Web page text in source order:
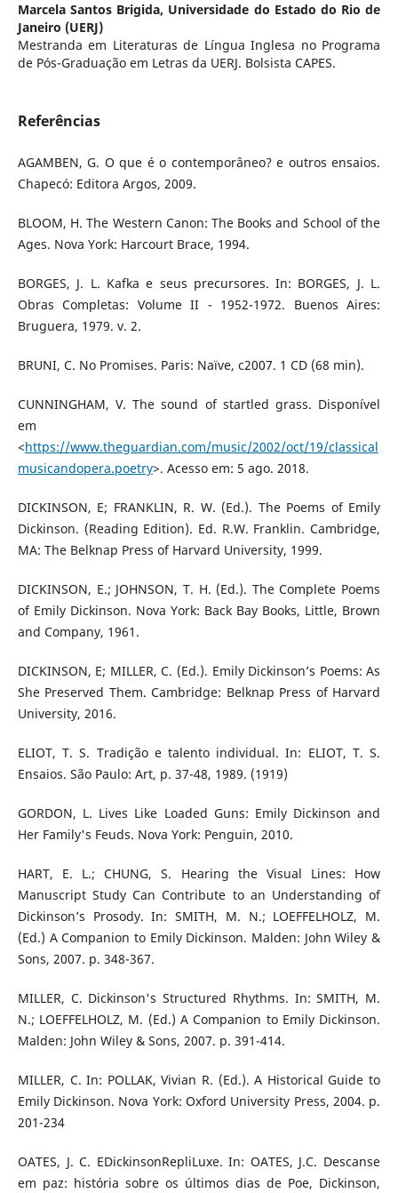
Marcela Santos Brigida, Universidade do Estado do Rio de
Janeiro (UERJ)
Mestranda em Literaturas de Língua Inglesa no Programa
de Pós-Graduação em Letras da UERJ. Bolsista CAPES.
Referências
AGAMBEN, G. O que é o contemporâneo? e outros ensaios.
Chapecó: Editora Argos, 2009.
BLOOM, H. The Western Canon: The Books and School of the
Ages. Nova York: Harcourt Brace, 1994.
BORGES, J. L. Kafka e seus precursores. In: BORGES, J. L.
Obras Completas: Volume II - 1952-1972. Buenos Aires:
Bruguera, 1979. v. 2.
BRUNI, C. No Promises. Paris: Naïve, c2007. 1 CD (68 min).
CUNNINGHAM, V. The sound of startled grass. Disponível
em
<https://www.theguardian.com/music/2002/oct/19/classical
musicandopera.poetry>. Acesso em: 5 ago. 2018.
DICKINSON, E; FRANKLIN, R. W. (Ed.). The Poems of Emily
Dickinson. (Reading Edition). Ed. R.W. Franklin. Cambridge,
MA: The Belknap Press of Harvard University, 1999.
DICKINSON, E.; JOHNSON, T. H. (Ed.). The Complete Poems
of Emily Dickinson. Nova York: Back Bay Books, Little, Brown
and Company, 1961.
DICKINSON, E; MILLER, C. (Ed.). Emily Dickinson’s Poems: As
She Preserved Them. Cambridge: Belknap Press of Harvard
University, 2016.
ELIOT, T. S. Tradição e talento individual. In: ELIOT, T. S.
Ensaios. São Paulo: Art, p. 37-48, 1989. (1919)
GORDON, L. Lives Like Loaded Guns: Emily Dickinson and
Her Family's Feuds. Nova York: Penguin, 2010.
HART, E. L.; CHUNG, S. Hearing the Visual Lines: How
Manuscript Study Can Contribute to an Understanding of
Dickinson’s Prosody. In: SMITH, M. N.; LOEFFELHOLZ, M.
(Ed.) A Companion to Emily Dickinson. Malden: John Wiley &
Sons, 2007. p. 348-367.
MILLER, C. Dickinson's Structured Rhythms. In: SMITH, M.
N.; LOEFFELHOLZ, M. (Ed.) A Companion to Emily Dickinson.
Malden: John Wiley & Sons, 2007. p. 391-414.
MILLER, C. In: POLLAK, Vivian R. (Ed.). A Historical Guide to
Emily Dickinson. Nova York: Oxford University Press, 2004. p.
201-234
OATES, J. C. EDickinsonRepliLuxe. In: OATES, J.C. Descanse
em paz: história sobre os últimos dias de Poe, Dickinson,